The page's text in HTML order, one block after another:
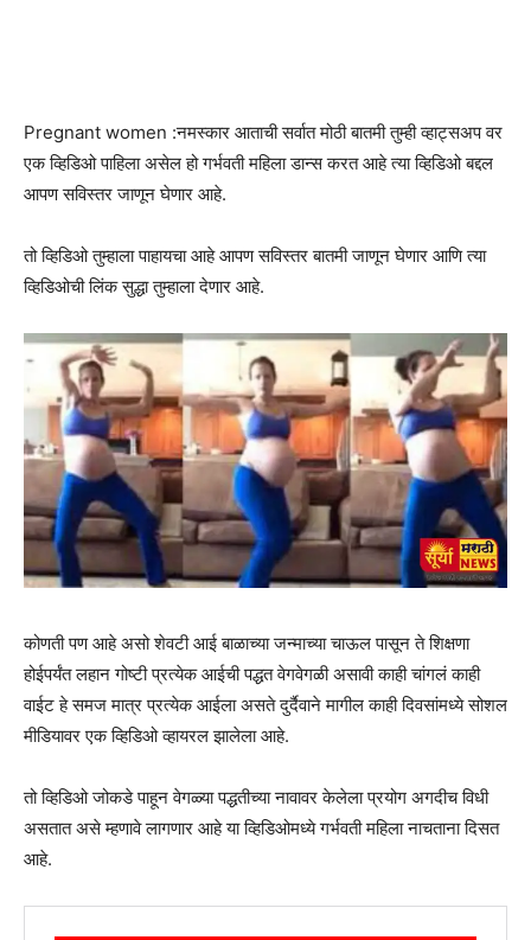
Pregnant women :नमस्कार आताची सर्वात मोठी बातमी तुम्ही व्हाट्सअप वर
एक व्हिडिओ पाहिला असेल हो गर्भवती महिला डान्स करत आहे त्या व्हिडिओ बद्दल
आपण सविस्तर जाणून घेणार आहे.
तो व्हिडिओ तुम्हाला पाहायचा आहे आपण सविस्तर बातमी जाणून घेणार आणि त्या
व्हिडिओची लिंक सुद्धा तुम्हाला देणार आहे.
कोणती पण आहे असो शेवटी आई बाळाच्या जन्माच्या चाऊल पासून ते शिक्षणा
होईपर्यंत लहान गोष्टी प्रत्येक आईची पद्धत वेगवेगळी असावी काही चांगलं काही
वाईट हे समज मात्र प्रत्येक आईला असते दुर्दैवाने मागील काही दिवसांमध्ये सोशल
मीडियावर एक व्हिडिओ व्हायरल झालेला आहे.
तो व्हिडिओ जोकडे पाहून वेगळ्या पद्धतीच्या नावावर केलेला प्रयोग अगदीच विधी
असतात असे म्हणावे लागणार आहे या व्हिडिओमध्ये गर्भवती महिला नाचताना दिसत
आहे.